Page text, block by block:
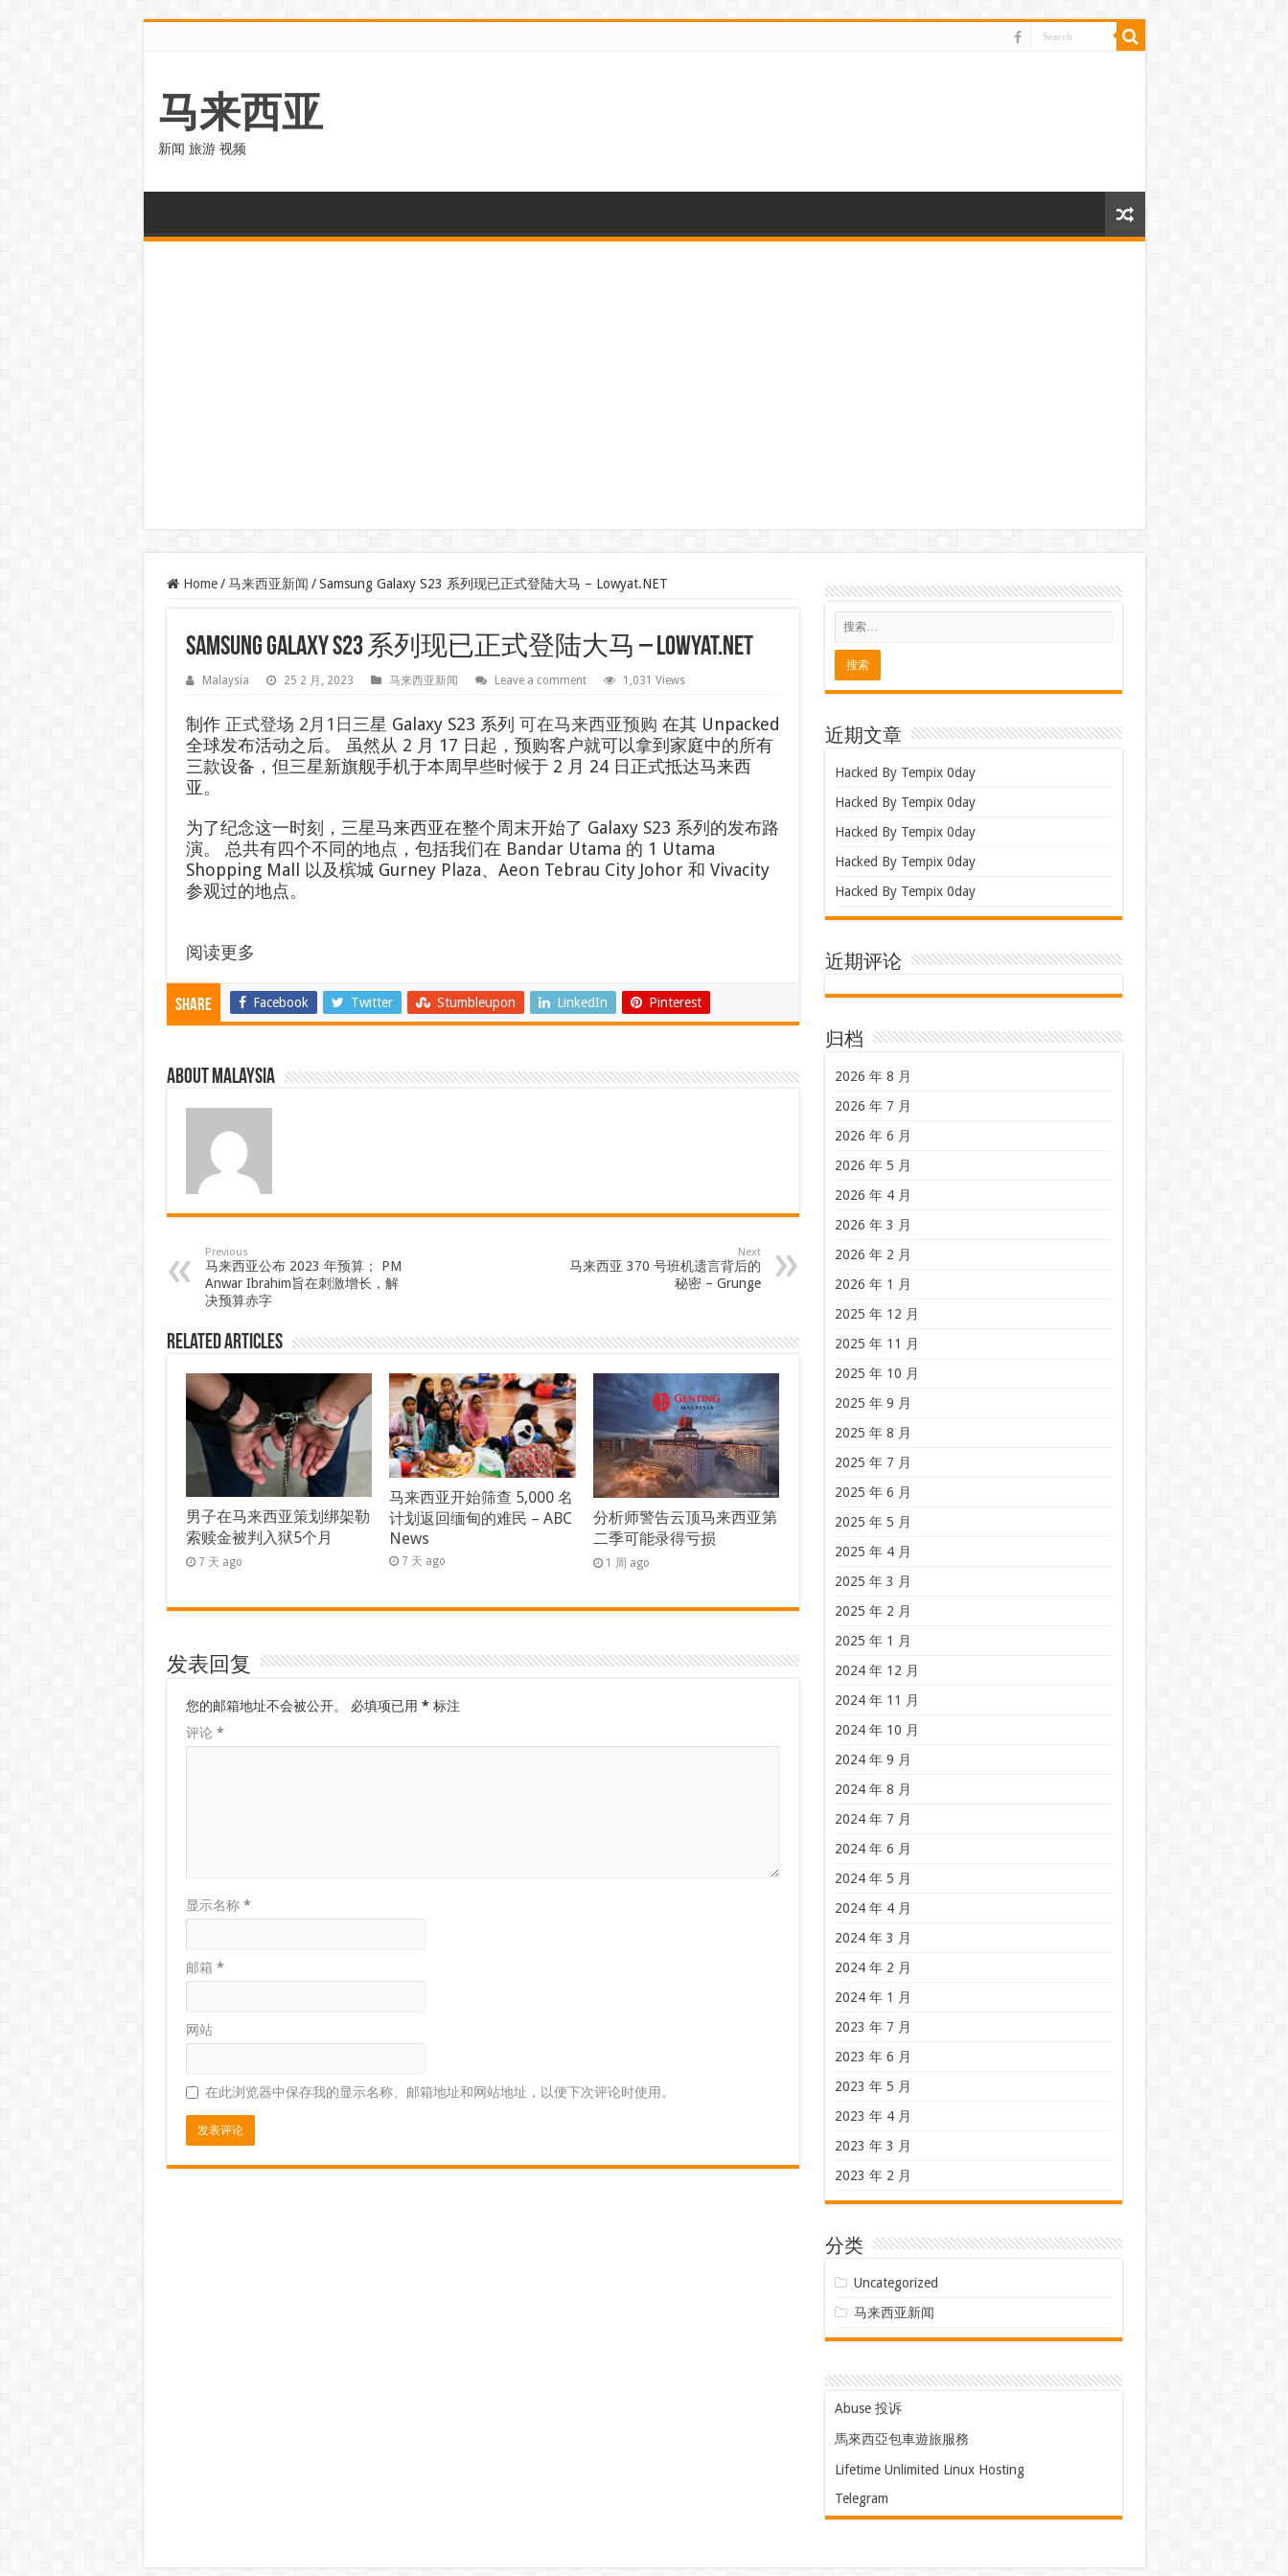
马来西亚
新闻 旅游 视频
Home / 马来西亚新闻 / Samsung Galaxy S23 系列现已正式登陆大马 – Lowyat.NET
Samsung Galaxy S23 系列现已正式登陆大马 – Lowyat.NET
Malaysia 25 2 月, 2023 马来西亚新闻 Leave a comment 1,031 Views
制作 正式登场 2月1日三星 Galaxy S23 系列 可在马来西亚预购 在其 Unpacked
全球发布活动之后。 虽然从 2 月 17 日起，预购客户就可以拿到家庭中的所有
三款设备，但三星新旗舰手机于本周早些时候于 2 月 24 日正式抵达马来西
亚。
为了纪念这一时刻，三星马来西亚在整个周末开始了 Galaxy S23 系列的发布路
演。 总共有四个不同的地点，包括我们在 Bandar Utama 的 1 Utama
Shopping Mall 以及槟城 Gurney Plaza、Aeon Tebrau City Johor 和 Vivacity
参观过的地点。
阅读更多
Share Facebook Twitter Stumbleupon LinkedIn Pinterest
About Malaysia
Previous
马来西亚公布 2023 年预算； PM
Anwar Ibrahim旨在刺激增长，解
决预算赤字
Next
马来西亚 370 号班机遗言背后的
秘密 – Grunge
Related Articles
男子在马来西亚策划绑架勒
索赎金被判入狱5个月
7 天 ago
马来西亚开始筛查 5,000 名
计划返回缅甸的难民 – ABC
News
7 天 ago
分析师警告云顶马来西亚第
二季可能录得亏损
1 周 ago
发表回复
您的邮箱地址不会被公开。 必填项已用 * 标注
评论 *
显示名称 *
邮箱 *
网站
在此浏览器中保存我的显示名称、邮箱地址和网站地址，以便下次评论时使用。
近期文章
Hacked By Tempix 0day
Hacked By Tempix 0day
Hacked By Tempix 0day
Hacked By Tempix 0day
Hacked By Tempix 0day
近期评论
归档
2026 年 8 月
2026 年 7 月
2026 年 6 月
2026 年 5 月
2026 年 4 月
2026 年 3 月
2026 年 2 月
2026 年 1 月
2025 年 12 月
2025 年 11 月
2025 年 10 月
2025 年 9 月
2025 年 8 月
2025 年 7 月
2025 年 6 月
2025 年 5 月
2025 年 4 月
2025 年 3 月
2025 年 2 月
2025 年 1 月
2024 年 12 月
2024 年 11 月
2024 年 10 月
2024 年 9 月
2024 年 8 月
2024 年 7 月
2024 年 6 月
2024 年 5 月
2024 年 4 月
2024 年 3 月
2024 年 2 月
2024 年 1 月
2023 年 7 月
2023 年 6 月
2023 年 5 月
2023 年 4 月
2023 年 3 月
2023 年 2 月
分类
Uncategorized
马来西亚新闻
Abuse 投诉
馬來西亞包車遊旅服務
Lifetime Unlimited Linux Hosting
Telegram